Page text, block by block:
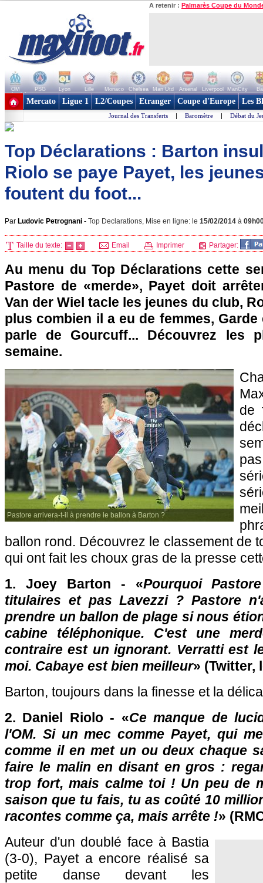
A retenir : Palmarès Coupe du
OM PSG Lyon Lille Monaco Chelsea Man Utd Arsenal Liverpool ManCity
+ de clubs
Mercato Ligue 1 L2/Coupes Etranger Coupe d'Europe Les
Journal des Transferts | Baromètre | Débat du
Top Déclarations : Barton
Riolo se paye Payet, les
foutent du foot...
Par Ludovic Petrognani - Top Declarations, Mise en ligne: le 15/02/2014 à
Taille du texte: Email Imprimer Partager:
Au menu du Top Déclarations cette
Pastore de «merde», Payet doit
Van der Wiel tacle les jeunes du club,
plus combien il a eu de femmes,
parle de Gourcuff... Découvrez les
semaine.
Pastore arrivera-t-il à prendre le ballon à Barton ?
de
ballon rond. Découvrez le classement de
qui ont fait les choux gras de la presse
1. Joey Barton - «Pourquoi
titulaires et pas Lavezzi ? Pastore
prendre un ballon de plage si nous
cabine téléphonique. C'est une
contraire est un ignorant. Verratti est
moi. Cabaye est bien meilleur» (Twitter,
Barton, toujours dans la finesse et la
2. Daniel Riolo - «Ce manque de
l'OM. Si un mec comme Payet, qui
comme il en met un ou deux chaque
faire le malin en disant en gros :
trop fort, mais calme toi ! Un peu de
saison que tu fais, tu as coûté 10
racontes comme ça, mais arrête !»
Auteur d'un doublé face à Bastia
(3-0), Payet a encore réalisé sa
petite danse devant les